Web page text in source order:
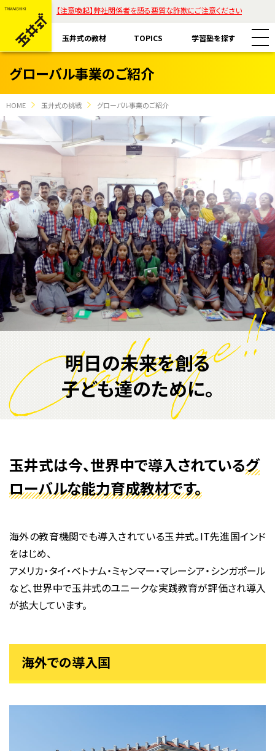
【注意喚起】弊社関係者を語る悪質な詐欺にご注意ください
玉井式の教材 TOPICS 学習塾を探す
玉井式国語的算数教室
玉井式国語的理科教室
魔法の国語
ASOBI AAA+
KIWAMI AAA+ 図形の極
KIWAMI AAA+ 数の極
KIWAMI AAA+ 中学生の 図形の極
KIWAMI AAA+ 中学生の 代数の極
玉井式の挑戦
代表挨拶
保護者様のお声
すべて
コラム「才能は家庭教育で開花する」
ご注意ください
ホッと一息
メディア掲載
海外での挑戦
エリアから探す
リストから探す
グローバル事業のご紹介
HOME 玉井式の挑戦 グローバル事業のご紹介
明日の未来を創る
子ども達のために。
玉井式は今、世界中で導入されているグ
ローバルな能力育成教材です。
海外の教育機関でも導入されている玉井式。IT先進国インド
をはじめ、
アメリカ・タイ・ベトナム・ミャンマー・マレーシア・シンガポール
など、世界中で玉井式のユニークな実践教育が評価され導入
が拡大しています。
海外での導入国